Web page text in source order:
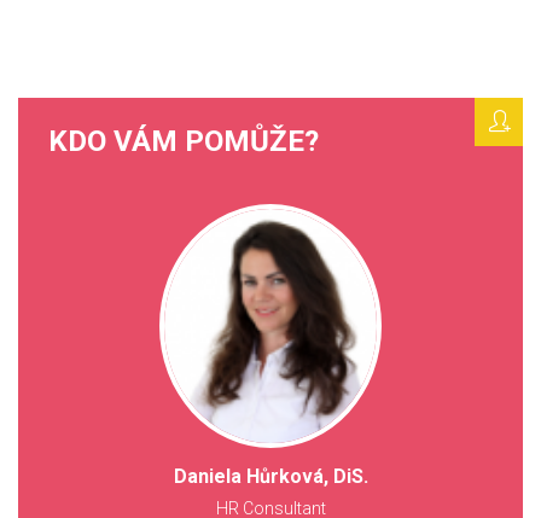
KDO VÁM POMŮŽE?
Daniela Hůrková, DiS.
HR Consultant